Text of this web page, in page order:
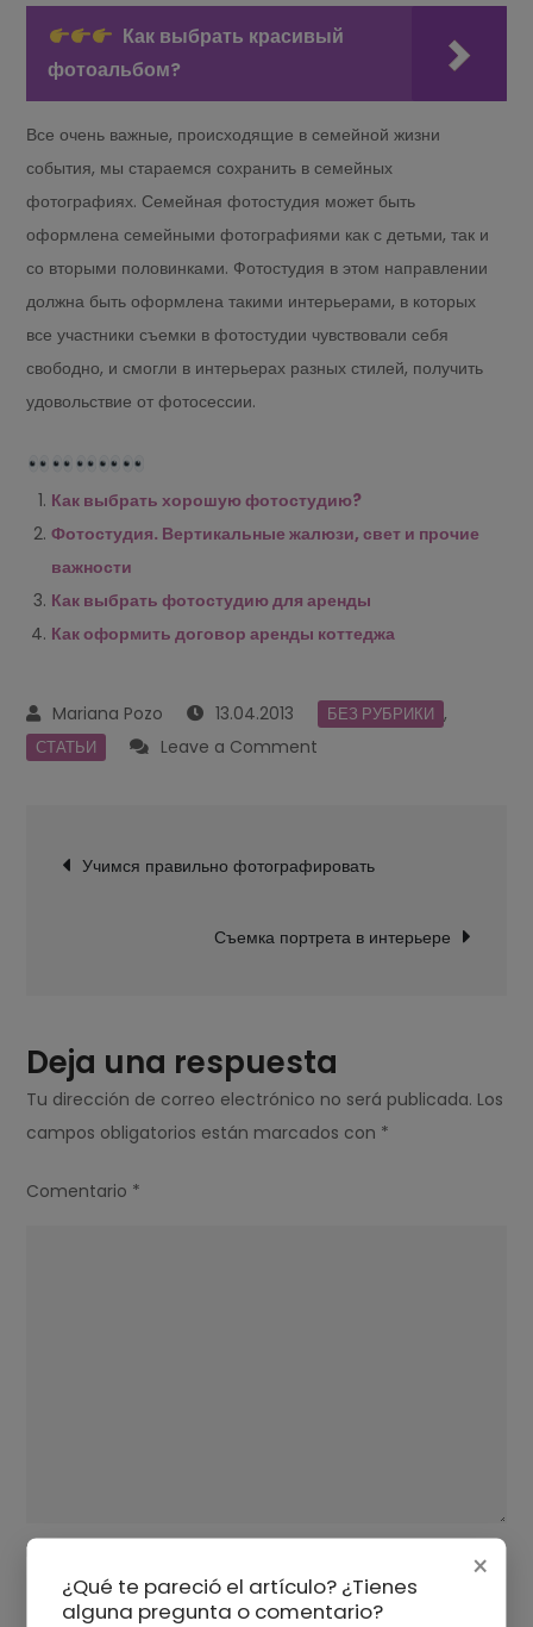
Как выбрать красивый
фотоальбом?
Все очень важные, происходящие в семейной жизни
события, мы стараемся сохранить в семейных
фотографиях. Семейная фотостудия может быть
оформлена семейными фотографиями как с детьми, так и
со вторыми половинками. Фотостудия в этом направлении
должна быть оформлена такими интерьерами, в которых
все участники съемки в фотостудии чувствовали себя
свободно, и смогли в интерьерах разных стилей, получить
удовольствие от фотосессии.
Как выбрать хорошую фотостудию?
Фотостудия. Вертикальные жалюзи, свет и прочие
важности
Как выбрать фотостудию для аренды
Как оформить договор аренды коттеджа
13.04.2013 БЕЗ РУБРИКИ ,
СТАТЬИ Leave a Comment
deУчимся правильно фотографировать
Съемка портрета в интерьере
Deja una respuesta
Tu dirección de correo electrónico no será publicada. Los
campos obligatorios están marcados con *
Comentario *
Nombre ×
¿Qué te pareció el artículo? ¿Tienes
alguna pregunta o comentario?